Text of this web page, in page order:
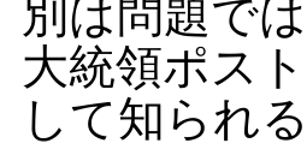
別は問題で
大統領ポス
して知られる